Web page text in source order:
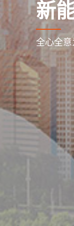
新
全心全